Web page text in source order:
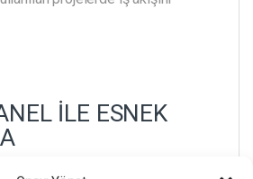
İLE ESNEK